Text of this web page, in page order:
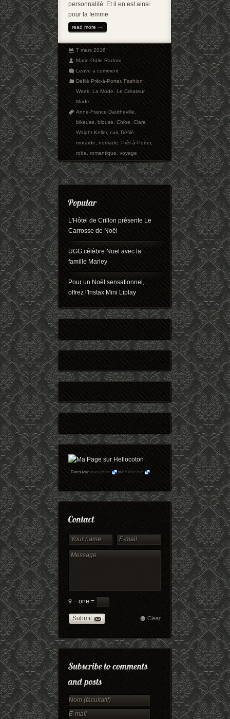
personnalité. Et il en est ainsi
pour la femme
read more
7 mars 2016
Marie-Odile Radom
Leave a comment
Défilé Prêt-à-Porter,Fashion
Week,La Mode,Le Créateur,
Mode
Anne-France Dautheville,
bikeuse,blouse,Chloe,Clare
Waight Keller,cuir,Défilé,
motarde,nomade,Prêt-à-Porter,
robe,romantique,voyage
L'Hôtel de Crillon présente Le
Carrosse de Noël
UGG célèbre Noël avec la
famille Marley
Pour un Noël sensationnel,
offrez l'Instax Mini Liplay
Retrouvezmaryophoto surHellocoton
9 − one =
Submit Clear